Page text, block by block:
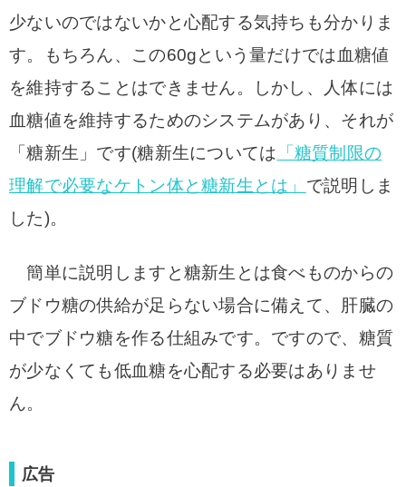
少ないのではないかと心配する気持ちも分かりま
す。
もちろん、この60gという量だけでは血糖値
を維持することはできません。
しかし、人体には
血糖値を維持するためのシステムがあり、それが
「糖新生」です(糖新生については 「糖質制限の
理解で必要なケトン体と糖新生とは」 で説明しま
した)。
簡単に説明しますと糖新生とは食べものからの
ブドウ糖の供給が足らない場合に備えて、肝臓の
中でブドウ糖を作る仕組みです。 ですので、糖質
が少なくても低血糖を心配する必要はありませ
ん。
広告